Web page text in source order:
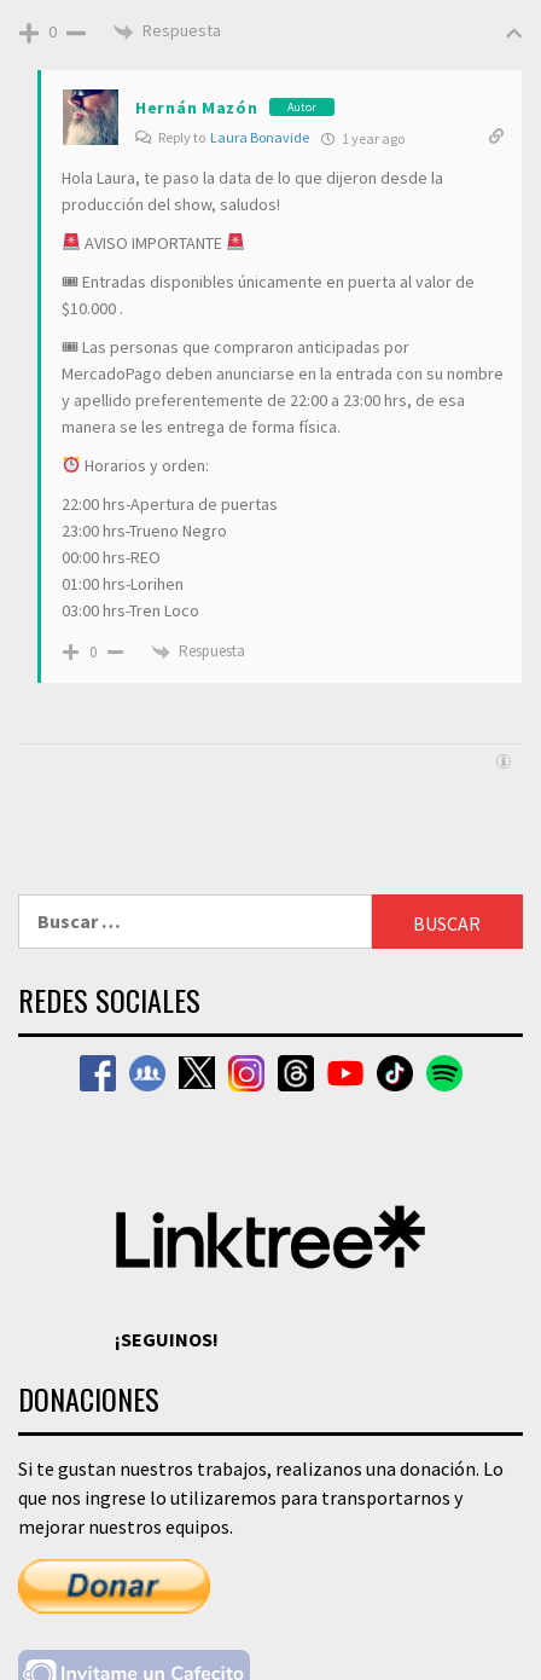
0 Respuesta
Hernán Mazón Autor
Reply to Laura Bonavide 1 year ago
Hola Laura, te paso la data de lo que dijeron desde la
producción del show, saludos!
AVISO IMPORTANTE
🎟 Entradas disponibles únicamente en puerta al valor de
$10.000 .
🎟 Las personas que compraron anticipadas por
MercadoPago deben anunciarse en la entrada con su nombre
y apellido preferentemente de 22:00 a 23:00 hrs, de esa
manera se les entrega de forma física.
Horarios y orden:
22:00 hrs-Apertura de puertas
23:00 hrs-Trueno Negro
00:00 hrs-REO
01:00 hrs-Lorihen
03:00 hrs-Tren Loco
0 Respuesta
REDES SOCIALES
¡SEGUINOS!
DONACIONES
Si te gustan nuestros trabajos, realizanos una donación. Lo
que nos ingrese lo utilizaremos para transportarnos y
mejorar nuestros equipos.